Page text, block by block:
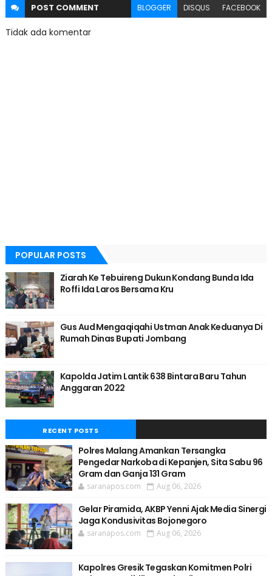
POST COMMENT BLOGGER DISQUS FACEBOOK
Tidak ada komentar
POPULAR POSTS
Ziarah Ke Tebuireng Dukun Kondang Bunda Ida
Roffi Ida Laros Bersama Kru
Gus Aud Mengaqiqahi Ustman Anak Keduanya Di
Rumah Dinas Bupati Jombang
Kapolda Jatim Lantik 638 Bintara Baru Tahun
Anggaran 2022
RECENT POSTS
Polres Malang Amankan Tersangka
Pengedar Narkoba di Kepanjen, Sita Sabu 96
Gram dan Ganja 131 Gram
saranapos.com Aug 06, 2026
Gelar Piramida, AKBP Yenni Ajak Media Sinergi
Jaga Kondusivitas Bojonegoro
saranapos.com Aug 06, 2026
Kapolres Gresik Tegaskan Komitmen Polri